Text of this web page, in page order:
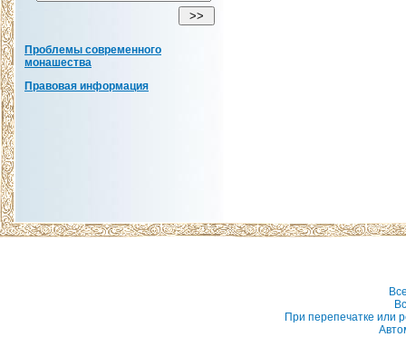
Проблемы современного
монашества
Правовая информация
При перепечатке или